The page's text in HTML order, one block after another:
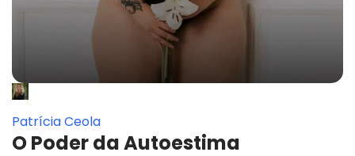
Patrícia Ceola
O Poder da Autoestima